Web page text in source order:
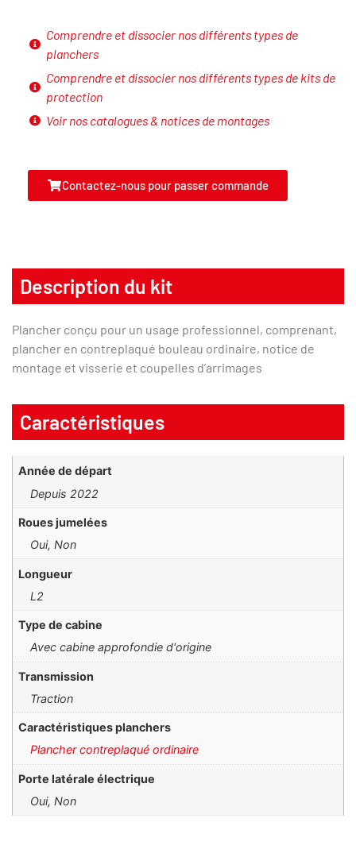
Comprendre et dissocier nos différents types de
planchers
Comprendre et dissocier nos différents types de kits de
protection
Voir nos catalogues & notices de montages
Contactez-nous pour passer commande
Description du kit
Plancher conçu pour un usage professionnel, comprenant,
plancher en contreplaqué bouleau ordinaire, notice de
montage et visserie et coupelles d’arrimages
Caractéristiques
Année de départ
depuis 2022
Roues jumelées
Oui, Non
Longueur
L2
Type de cabine
Avec cabine approfondie d'origine
Transmission
Traction
Caractéristiques planchers
Plancher contreplaqué ordinaire
Porte latérale électrique
Oui, Non